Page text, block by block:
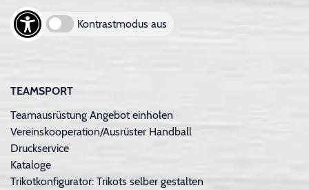
Kontrastmodus aus
TEAMSPORT
Teamausrüstung Angebot einholen
Vereinskooperation/Ausrüster Handball
Druckservice
Kataloge
Trikotkonfigurator: Trikots selber gestalten